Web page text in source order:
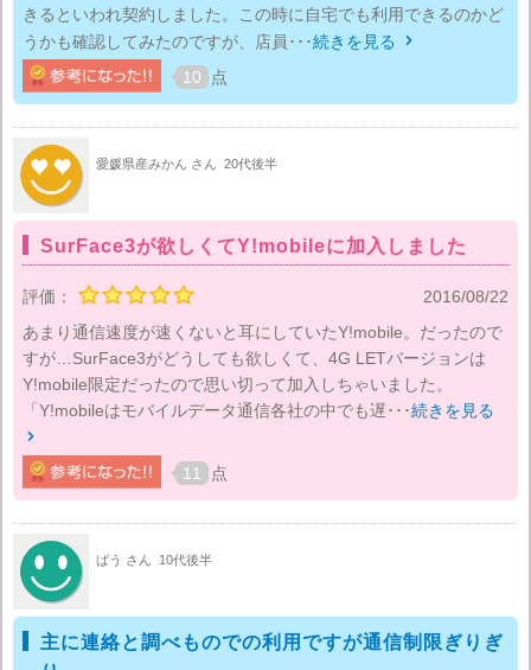
きるといわれ契約しました。この時に自宅でも利用できるのかど
うかも確認してみたのですが、店員･･･続きを見る 
10 点
愛媛県産みかん さん 20代後半
SurFace3が欲しくてY!mobileに加入しました
評価：
2016/08/22
あまり通信速度が速くないと耳にしていたY!mobile。だったので
すが…SurFace3がどうしても欲しくて、4G LETバージョンは
Y!mobile限定だったので思い切って加入しちゃいました。
「Y!mobileはモバイルデータ通信各社の中でも遅･･･続きを見る

11 点
ばう さん 10代後半
主に連絡と調べものでの利用ですが通信制限ぎりぎ